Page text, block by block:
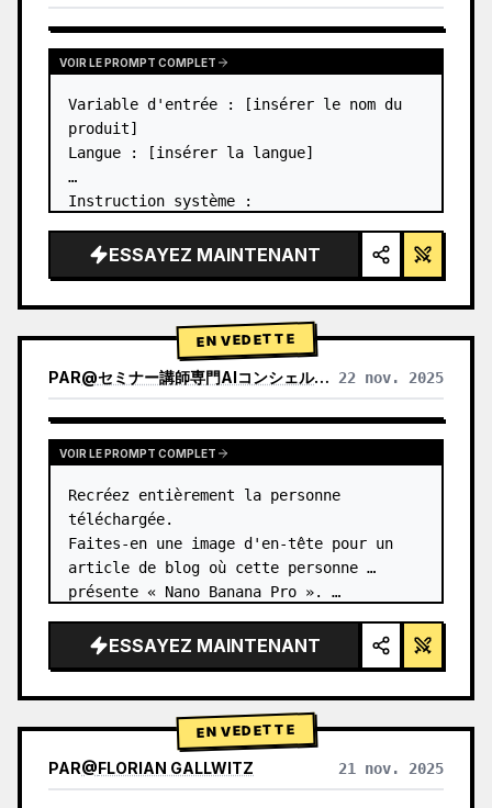
VOIR LES RÉSULTATS D'AUTRES MODÈLES
VOIR LE PROMPT COMPLET
Variable d'entrée : [insérer le nom du
produit]
Langue : [insérer la langue]
Instruction système :
en grille Bento en verre liquide premium
avec 8 modules (les cartes 2 à 8
ESSAYEZ MAINTENANT
EN VEDETTE
PAR@セミナー講師専門AIコンシェルジュ｜工藤 晶 22 nov. 2025
VOIR LES RÉSULTATS D'AUTRES MODÈLES
VOIR LE PROMPT COMPLET
Recréez entièrement la personne
téléchargée.
Faites-en une image d'en-tête pour un
article de blog où cette personne
présente « Nano Banana Pro ». …
ESSAYEZ MAINTENANT
EN VEDETTE
PAR@FLORIAN GALLWITZ 21 nov. 2025